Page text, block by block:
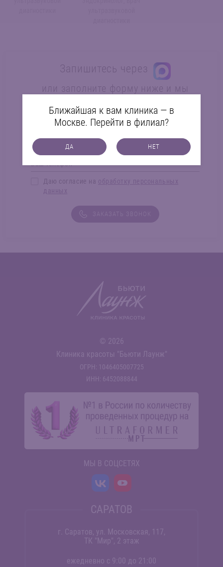
Запишитесь через
или заполните форму ниже и мы
Даю согласие на обработку персональных
данных
ЗАКАЗАТЬ ЗВОНОК
© 2026
Клиника красоты "Бьюти Лаунж"
ОГРН: 1046405007725
ИНН: 6452088844
МЫ В СОЦСЕТЯХ
САРАТОВ
г. Саратов, ул. Московская, 117,
ТК "Мир", 2 этаж
ежедневно с 9:00 до 21:00
Ближайшая к вам клиника — в
Москве. Перейти в филиал?
ДА НЕТ